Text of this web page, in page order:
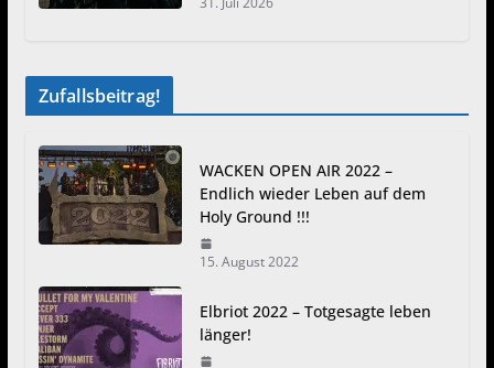
Zufallsbeitrag!
WACKEN OPEN AIR 2022 –
Endlich wieder Leben auf dem
Holy Ground !!!
15. August 2022
Elbriot 2022 – Totgesagte leben
länger!